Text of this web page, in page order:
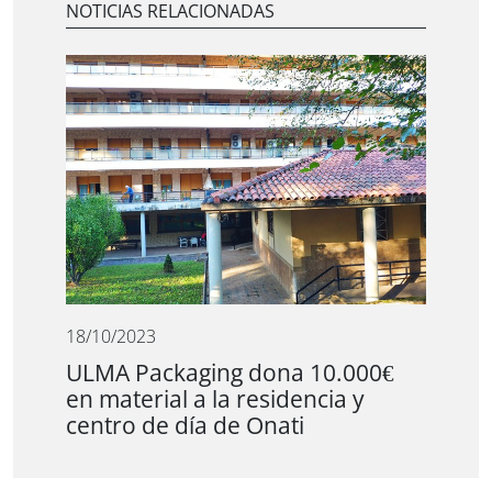
NOTICIAS RELACIONADAS
18/10/2023
ULMA Packaging dona 10.000€
en material a la residencia y
centro de día de Onati